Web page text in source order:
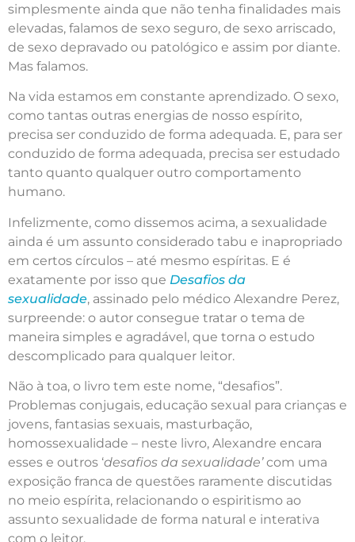
simplesmente ainda que não tenha finalidades mais
elevadas, falamos de sexo seguro, de sexo arriscado,
de sexo depravado ou patológico e assim por diante.
Mas falamos.
Na vida estamos em constante aprendizado. O sexo,
como tantas outras energias de nosso espírito,
precisa ser conduzido de forma adequada. E, para ser
conduzido de forma adequada, precisa ser estudado
tanto quanto qualquer outro comportamento
humano.
Infelizmente, como dissemos acima, a sexualidade
ainda é um assunto considerado tabu e inapropriado
em certos círculos – até mesmo espíritas. E é
exatamente por isso que Desafios da
sexualidade, assinado pelo médico Alexandre Perez,
surpreende: o autor consegue tratar o tema de
maneira simples e agradável, que torna o estudo
descomplicado para qualquer leitor.
Não à toa, o livro tem este nome, “desafios”.
Problemas conjugais, educação sexual para crianças e
jovens, fantasias sexuais, masturbação,
homossexualidade – neste livro, Alexandre encara
esses e outros ‘desafios da sexualidade’com uma
exposição franca de questões raramente discutidas
no meio espírita, relacionando o espiritismo ao
assunto sexualidade de forma natural e interativa
com o leitor.